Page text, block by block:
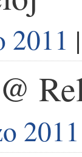
2011
2011